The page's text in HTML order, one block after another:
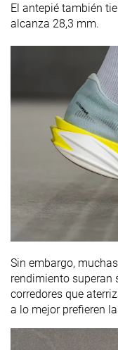
El antepié también
alcanza 28,3 mm.
Sin embargo,
rendimiento superan
corredores que
a lo mejor prefieren